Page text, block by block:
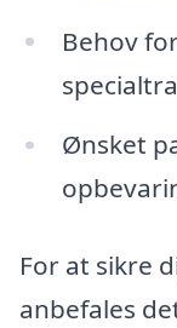
Behov
Ønsket
For at sikre
anbefales